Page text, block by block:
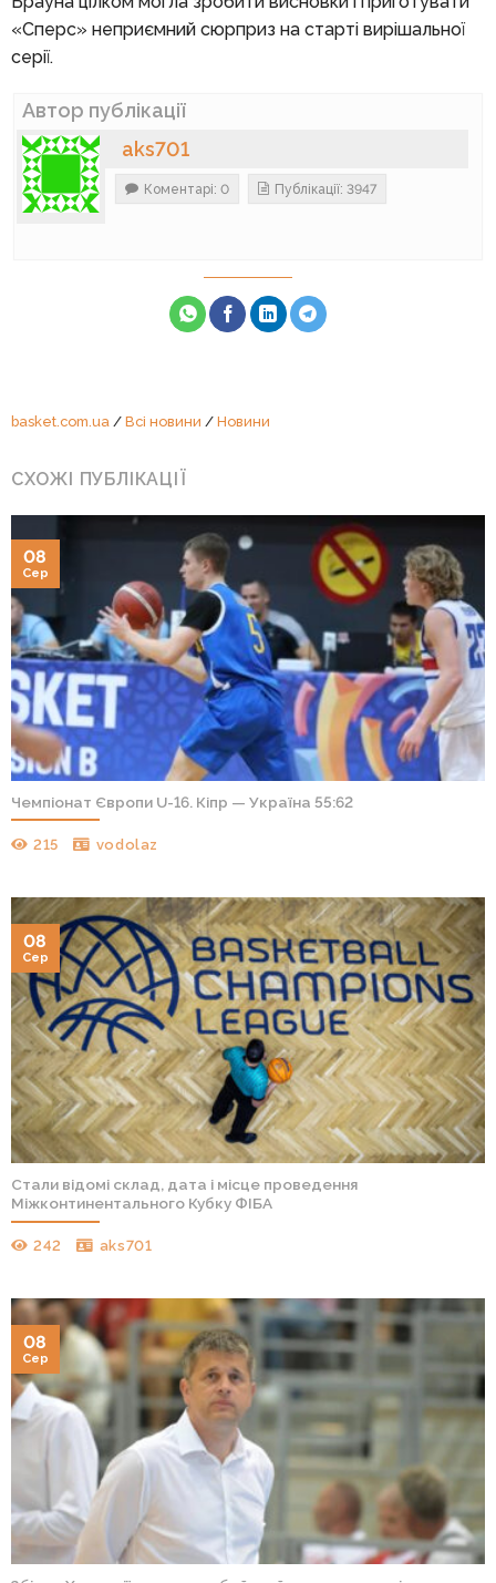
«Сперс» неприємний сюрприз на старті вирішальної
серії.
Автор публікації
aks701
Коментарі: 0 Публікації: 3947
basket.com.ua / Всі новини / Новини
СХОЖІ ПУБЛІКАЦІЇ
Чемпіонат Європи U-16. Кіпр — Україна 55:62
215 vodolaz
08
Сер
Стали відомі склад, дата і місце проведення
Міжконтинентального Кубку ФІБА
242 aks701
08
Сер
08
Сер